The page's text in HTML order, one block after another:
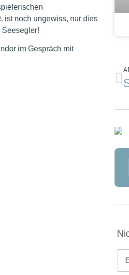
ist noch ungewiss, nur dies
Seesegler!
im Gespräch mit